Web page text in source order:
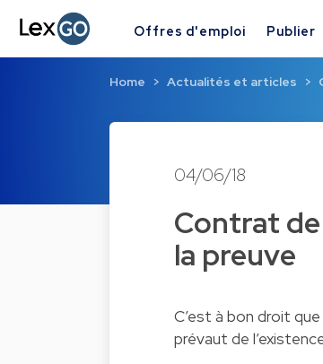
Offres d'emploi Publier
Home Actualités et articles
04/06/18
Contrat
la preuve
C’est à bon droit
prévaut de